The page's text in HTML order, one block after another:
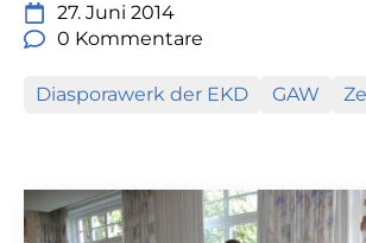
27. Juni 2014
0 Kommentare
Diasporawerk der EKD GAW